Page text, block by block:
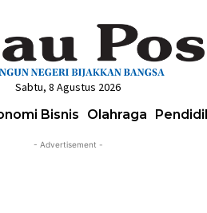
Sabtu, 8 Agustus 2026
Bisnis Olahraga
- Advertisement -